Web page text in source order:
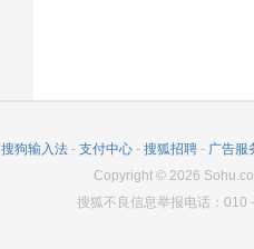
搜狗输入法 - 支付中心 - 搜狐招聘 - 广告服
Copyright© 2026
搜狐不良信息举报电话：010